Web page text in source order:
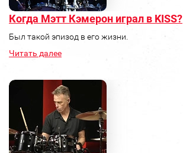
Когда Мэтт Кэмерон играл в KISS?
Был такой эпизод в его жизни.
Читать далее